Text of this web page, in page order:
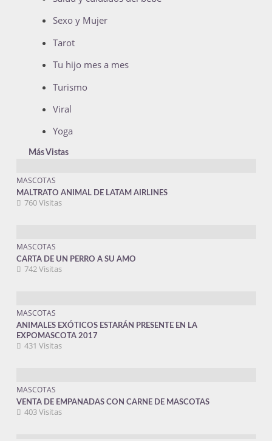
Sexo y Mujer
Tarot
Tu hijo mes a mes
Turismo
Viral
Yoga
Más Vistas
MASCOTAS
MALTRATO ANIMAL DE LATAM AIRLINES
760 Visitas
MASCOTAS
CARTA DE UN PERRO A SU AMO
742 Visitas
MASCOTAS
ANIMALES EXÓTICOS ESTARÁN PRESENTE EN LA
EXPOMASCOTA 2017
431 Visitas
MASCOTAS
VENTA DE EMPANADAS CON CARNE DE MASCOTAS
403 Visitas